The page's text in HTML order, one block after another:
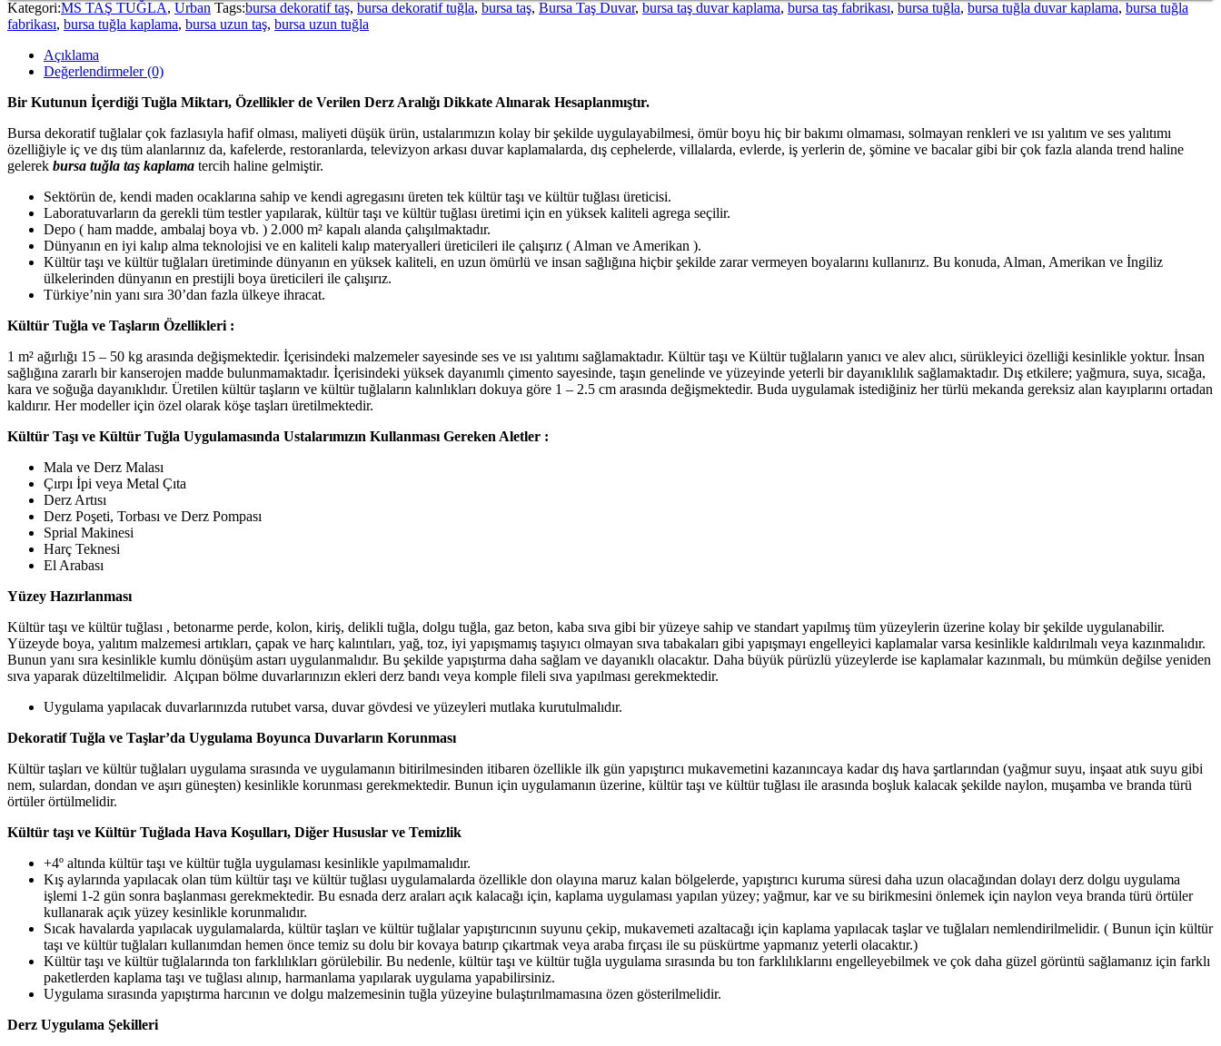
Kategori:MS TAŞ TUĞLA, Urban Tags:bursa dekoratif taş, bursa dekoratif tuğla, bursa taş, Bursa Taş Duvar, bursa taş duvar kaplama, bursa taş fabrikası, bursa tuğla, bursa tuğla duvar kaplama, bursa tuğla
fabrikası, bursa tuğla kaplama, bursa uzun taş, bursa uzun tuğla
Açıklama
Değerlendirmeler (0)
Bir Kutunun İçerdiği Tuğla Miktarı, Özellikler de Verilen Derz Aralığı Dikkate Alınarak Hesaplanmıştır.
Bursa dekoratif tuğlalar çok fazlasıyla hafif olması, maliyeti düşük ürün, ustalarımızın kolay bir şekilde uygulayabilmesi, ömür boyu hiç bir bakımı olmaması, solmayan renkleri ve ısı yalıtım ve ses yalıtımı
özelliğiyle iç ve dış tüm alanlarınız da, kafelerde, restoranlarda, televizyon arkası duvar kaplamalarda, dış cephelerde, villalarda, evlerde, iş yerlerin de, şömine ve bacalar gibi bir çok fazla alanda trend haline
gelerek bursa tuğla taş kaplama tercih haline gelmiştir.
Sektörün de, kendi maden ocaklarına sahip ve kendi agregasını üreten tek kültür taşı ve kültür tuğlası üreticisi.
Laboratuvarların da gerekli tüm testler yapılarak, kültür taşı ve kültür tuğlası üretimi için en yüksek kaliteli agrega seçilir.
Depo ( ham madde, ambalaj boya vb. ) 2.000 m² kapalı alanda çalışılmaktadır.
Dünyanın en iyi kalıp alma teknolojisi ve en kaliteli kalıp materyalleri üreticileri ile çalışırız ( Alman ve Amerikan ).
Kültür taşı ve kültür tuğlaları üretiminde dünyanın en yüksek kaliteli, en uzun ömürlü ve insan sağlığına hiçbir şekilde zarar vermeyen boyalarını kullanırız. Bu konuda, Alman, Amerikan ve İngiliz
ülkelerinden dünyanın en prestijli boya üreticileri ile çalışırız.
Türkiye’nin yanı sıra 30’dan fazla ülkeye ihracat.
Kültür Tuğla ve Taşların Özellikleri :
1 m² ağırlığı 15 – 50 kg arasında değişmektedir. İçerisindeki malzemeler sayesinde ses ve ısı yalıtımı sağlamaktadır. Kültür taşı ve Kültür tuğlaların yanıcı ve alev alıcı, sürükleyici özelliği kesinlikle yoktur. İnsan
sağlığına zararlı bir kanserojen madde bulunmamaktadır. İçerisindeki yüksek dayanımlı çimento sayesinde, taşın genelinde ve yüzeyinde yeterli bir dayanıklılık sağlamaktadır. Dış etkilere; yağmura, suya, sıcağa,
kara ve soğuğa dayanıklıdır. Üretilen kültür taşların ve kültür tuğlaların kalınlıkları dokuya göre 1 – 2.5 cm arasında değişmektedir. Buda uygulamak istediğiniz her türlü mekanda gereksiz alan kayıplarını ortadan
kaldırır. Her modeller için özel olarak köşe taşları üretilmektedir.
Kültür Taşı ve Kültür Tuğla Uygulamasında Ustalarımızın Kullanması Gereken Aletler :
Mala ve Derz Malası
Çırpı İpi veya Metal Çıta
Derz Artısı
Derz Poşeti, Torbası ve Derz Pompası
Sprial Makinesi
Harç Teknesi
El Arabası
Yüzey Hazırlanması
Kültür taşı ve kültür tuğlası , betonarme perde, kolon, kiriş, delikli tuğla, dolgu tuğla, gaz beton, kaba sıva gibi bir yüzeye sahip ve standart yapılmış tüm yüzeylerin üzerine kolay bir şekilde uygulanabilir.
Yüzeyde boya, yalıtım malzemesi artıkları, çapak ve harç kalıntıları, yağ, toz, iyi yapışmamış taşıyıcı olmayan sıva tabakaları gibi yapışmayı engelleyici kaplamalar varsa kesinlikle kaldırılmalı veya kazınmalıdır.
Bunun yanı sıra kesinlikle kumlu dönüşüm astarı uygulanmalıdır. Bu şekilde yapıştırma daha sağlam ve dayanıklı olacaktır. Daha büyük pürüzlü yüzeylerde ise kaplamalar kazınmalı, bu mümkün değilse yeniden
sıva yaparak düzeltilmelidir. Alçıpan bölme duvarlarınızın ekleri derz bandı veya komple fileli sıva yapılması gerekmektedir.
Uygulama yapılacak duvarlarınızda rutubet varsa, duvar gövdesi ve yüzeyleri mutlaka kurutulmalıdır.
Dekoratif Tuğla ve Taşlar’da Uygulama Boyunca Duvarların Korunması
Kültür taşları ve kültür tuğlaları uygulama sırasında ve uygulamanın bitirilmesinden itibaren özellikle ilk gün yapıştırıcı mukavemetini kazanıncaya kadar dış hava şartlarından (yağmur suyu, inşaat atık suyu gibi
nem, sulardan, dondan ve aşırı güneşten) kesinlikle korunması gerekmektedir. Bunun için uygulamanın üzerine, kültür taşı ve kültür tuğlası ile arasında boşluk kalacak şekilde naylon, muşamba ve branda türü
örtüler örtülmelidir.
Kültür taşı ve Kültür Tuğlada Hava Koşulları, Diğer Hususlar ve Temizlik
+4º altında kültür taşı ve kültür tuğla uygulaması kesinlikle yapılmamalıdır.
Kış aylarında yapılacak olan tüm kültür taşı ve kültür tuğlası uygulamalarda özellikle don olayına maruz kalan bölgelerde, yapıştırıcı kuruma süresi daha uzun olacağından dolayı derz dolgu uygulama
işlemi 1-2 gün sonra başlanması gerekmektedir. Bu esnada derz araları açık kalacağı için, kaplama uygulaması yapılan yüzey; yağmur, kar ve su birikmesini önlemek için naylon veya branda türü örtüler
kullanarak açık yüzey kesinlikle korunmalıdır.
Sıcak havalarda yapılacak uygulamalarda, kültür taşları ve kültür tuğlalar yapıştırıcının suyunu çekip, mukavemeti azaltacağı için kaplama yapılacak taşlar ve tuğlaları nemlendirilmelidir. ( Bunun için kültür
taşı ve kültür tuğlaları kullanımdan hemen önce temiz su dolu bir kovaya batırıp çıkartmak veya araba fırçası ile su püskürtme yapmanız yeterli olacaktır.)
Kültür taşı ve kültür tuğlalarında ton farklılıkları görülebilir. Bu nedenle, kültür taşı ve kültür tuğla uygulama sırasında bu ton farklılıklarını engelleyebilmek ve çok daha güzel görüntü sağlamanız için farklı
paketlerden kaplama taşı ve tuğlası alınıp, harmanlama yapılarak uygulama yapabilirsiniz.
Uygulama sırasında yapıştırma harcının ve dolgu malzemesinin tuğla yüzeyine bulaştırılmamasına özen gösterilmelidir.
Derz Uygulama Şekilleri